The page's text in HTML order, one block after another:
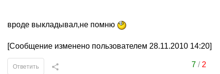
вроде выкладывал,не помню
[Сообщение изменено пользователем 28.11.2010 14:20]
7/ 2
Ответить